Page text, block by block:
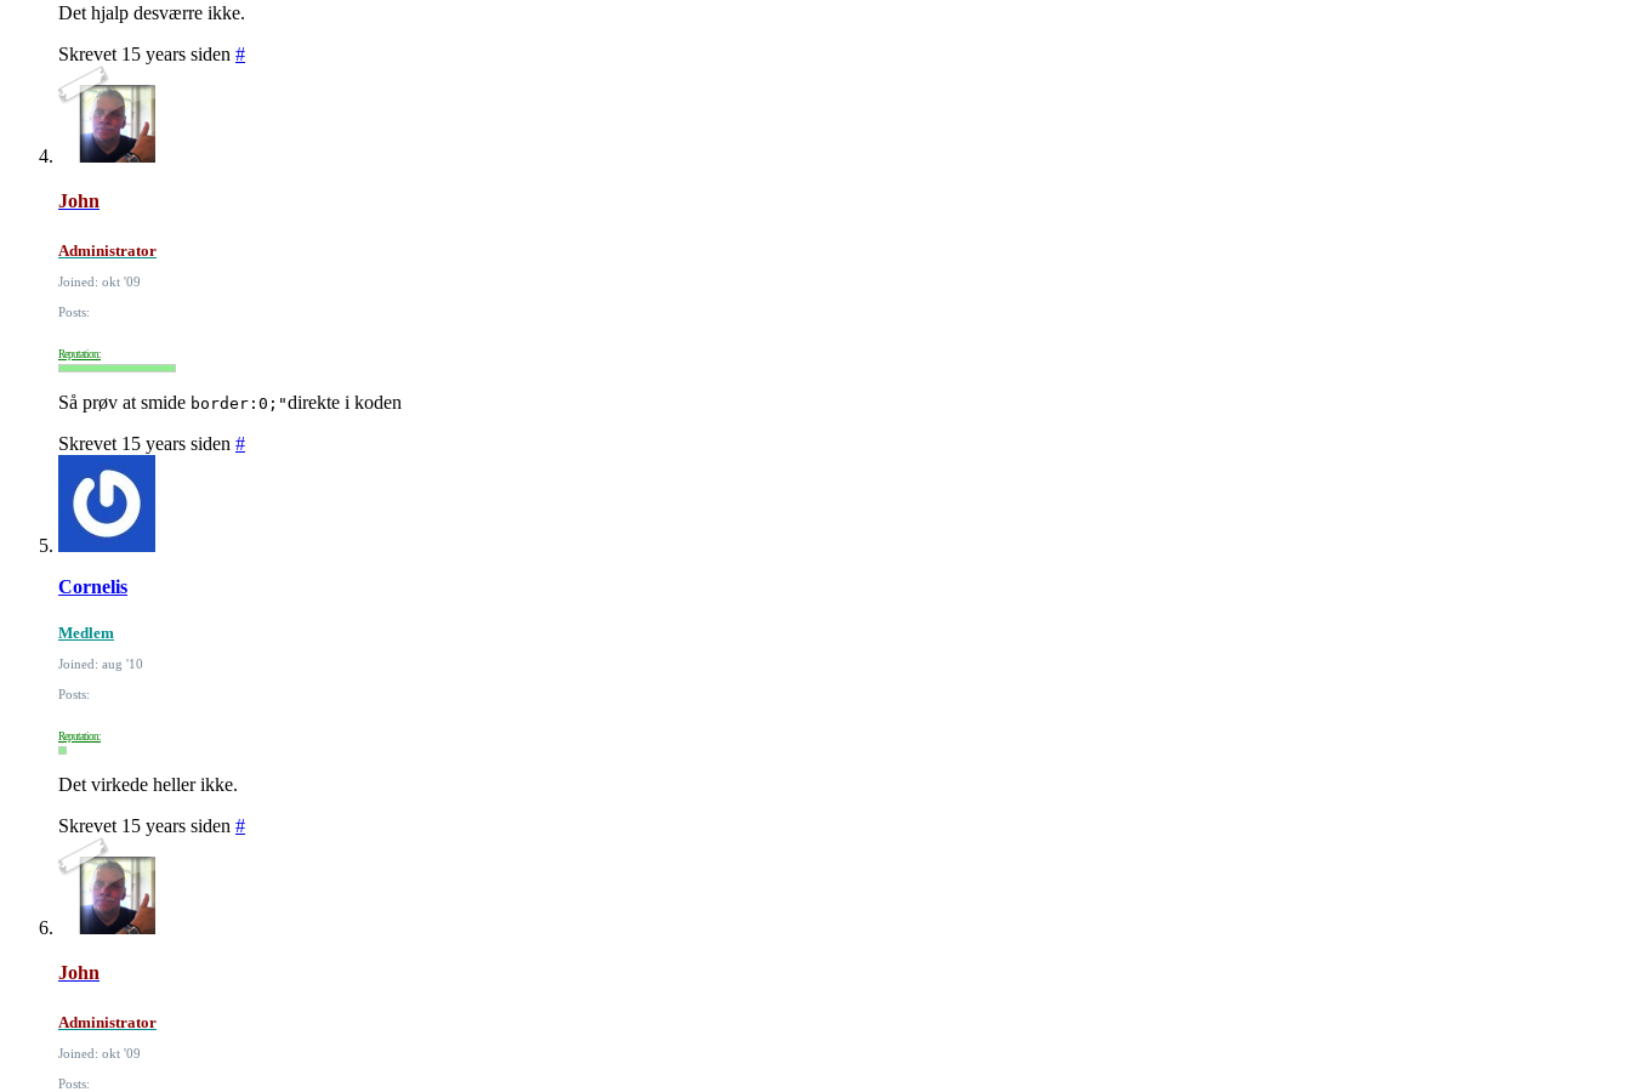
Det hjalp desværre ikke.
Skrevet 15 years siden #
John
Administrator
Joined: okt '09
Posts:
Reputation:
Så prøv at smide border:0;"direkte i koden
Skrevet 15 years siden #
Cornelis
Medlem
Joined: aug '10
Posts:
Reputation:
Det virkede heller ikke.
Skrevet 15 years siden #
John
Administrator
Joined: okt '09
Posts: